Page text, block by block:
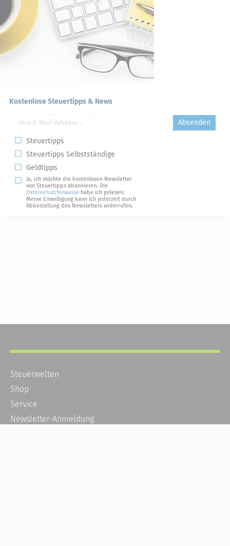
Kostenlose Steuertipps & News
Absenden
Steuertipps
Steuertipps Selbstständige
Geldtipps
Ja, ich möchte die kostenlosen Newsletter
von Steuertipps abonnieren. Die
Datenschutzhinweise habe ich gelesen.
Meine Einwilligung kann ich jederzeit durch
Abbestellung des Newsletters widerrufen.
Steuerwelten
Shop
Service
Newsletter-Anmeldung